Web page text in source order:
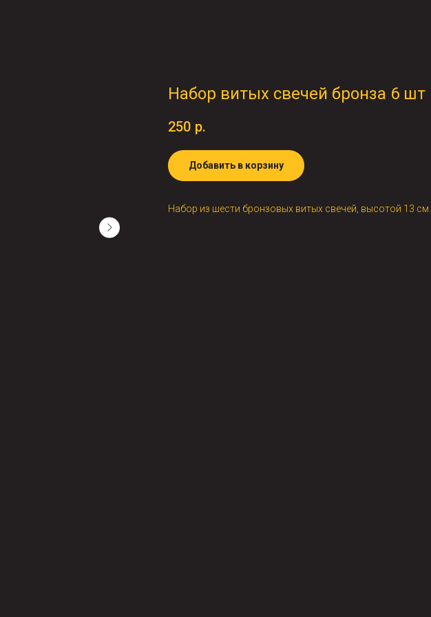
Набор витых свечей бронза 6 шт
250 р.
Добавить в корзину
Набор из шести бронзовых витых свечей, высотой 13 см.